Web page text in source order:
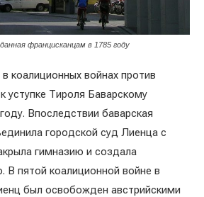
францисканцам в 1785 году
коалиционных войнах против
уступке Тироля Баварскому
Впоследствии баварская
городской суд Лиенца с
гимназию и создала
В пятой коалиционной войне в
был освобожден австрийскими